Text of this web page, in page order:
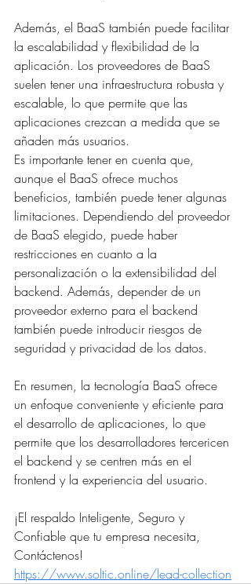
Además, el BaaS también puede facilitar
la escalabilidad y flexibilidad de la
aplicación. Los proveedores de BaaS
suelen tener una infraestructura robusta y
escalable, lo que permite que las
aplicaciones crezcan a medida que se
añaden más usuarios.
Es importante tener en cuenta que,
aunque el BaaS ofrece muchos
beneficios, también puede tener algunas
limitaciones. Dependiendo del proveedor
de BaaS elegido, puede haber
restricciones en cuanto a la
personalización o la extensibilidad del
backend. Además, depender de un
proveedor externo para el backend
también puede introducir riesgos de
seguridad y privacidad de los datos.
En resumen, la tecnología BaaS ofrece
un enfoque conveniente y eficiente para
el desarrollo de aplicaciones, lo que
permite que los desarrolladores tercericen
el backend y se centren más en el
frontend y la experiencia del usuario.
¡El respaldo Inteligente, Seguro y
Confiable que tu empresa necesita,
Contáctenos!
https://www.soltic.online/lead-collection